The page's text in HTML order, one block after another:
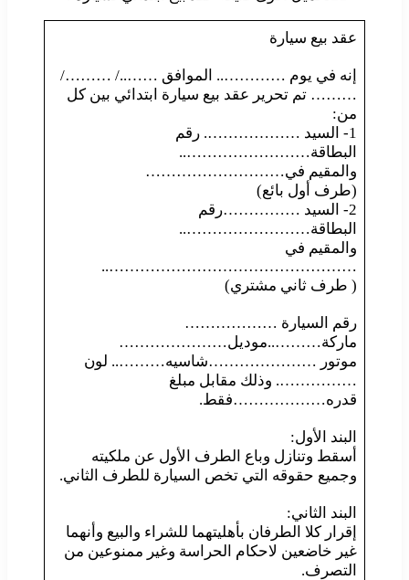
عقد بيع سيارة
إنه في يوم ………….. الموافق ……../ ………/
……… تم تحرير عقد بيع سيارة ابتدائي بين كل
من:
1- السيد ………………. رقم
البطاقة……………………..
والمقيم في………………………
(طرف أول بائع)
2- السيد ……………رقم
البطاقة……………………..
والمقيم في
…………………………………………..
( طرف ثاني مشتري)
رقم السيارة ………………
ماركة………..موديل…………………
موتور …………………شاسيه……….. لون
……………. وذلك مقابل مبلغ
قدره………………فقط.
البند الأول:
أسقط وتنازل وباع الطرف الأول عن ملكيته
وجميع حقوقه التي تخص السيارة للطرف الثاني.
البند الثاني:
إقرار كلا الطرفان بأهليتهما للشراء والبيع وأنهما
غير خاضعين لاحكام الحراسة وغير ممنوعين من
التصرف.